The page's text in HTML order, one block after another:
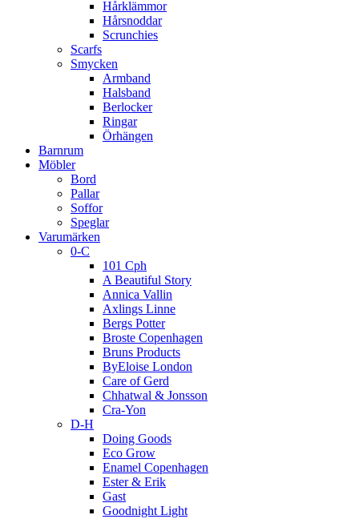
Hårklämmor
Hårsnoddar
Scrunchies
Scarfs
Smycken
Armband
Halsband
Berlocker
Ringar
Örhängen
Barnrum
Möbler
Bord
Pallar
Soffor
Speglar
Varumärken
0-C
101 Cph
A Beautiful Story
Annica Vallin
Axlings Linne
Bergs Potter
Broste Copenhagen
Bruns Products
ByEloise London
Care of Gerd
Chhatwal & Jonsson
Cra-Yon
D-H
Doing Goods
Eco Grow
Enamel Copenhagen
Ester & Erik
Gast
Goodnight Light